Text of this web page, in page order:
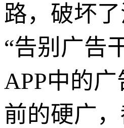
路，破坏
“告别广告
APP中的
前的硬广